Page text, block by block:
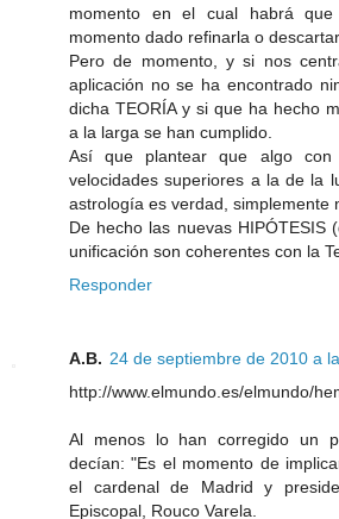
momento en el cual habrá
momento dado refinarla o
Pero de momento, y si nos
aplicación no se ha encontrado
dicha TEORÍA y si que ha hecho
a la larga se han cumplido.
Así que plantear que algo con
velocidades superiores a la de la
astrología es verdad, simplemente
De hecho las nuevas HIPÓTESIS
unificación son coherentes con la
Responder
A.B. 24 de septiembre de 2010 a
http://www.elmundo.es/elmundo/
Al menos lo han corregido un
decían: "Es el momento de
el cardenal de Madrid y
Episcopal, Rouco Varela.